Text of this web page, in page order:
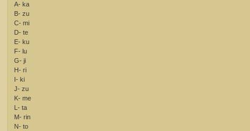
A- ka
B- zu
C- mi
D- te
E- ku
F- lu
G- ji
H- ri
I- ki
J- zu
K- me
L- ta
M- rin
N- to